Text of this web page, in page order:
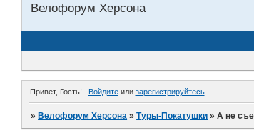
Велофорум Херсона
Привет, Гость! Войдитеили зарегистрируйтесь.
» Велофорум Херсона »Туры-Покатушки »А не